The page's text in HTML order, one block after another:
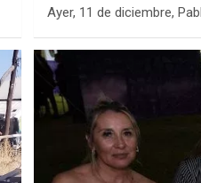
Ayer, 11 de diciembre,